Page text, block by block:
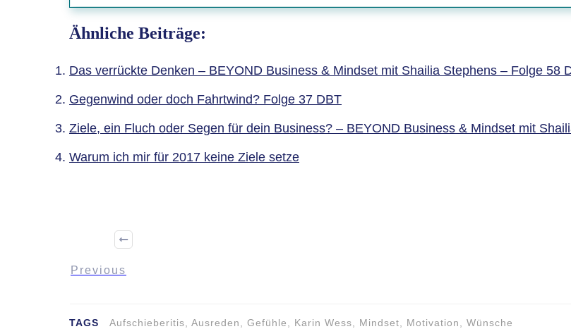
Ähnliche Beiträge:
Das verrückte Denken – BEYOND Business & Mindset mit Shailia Stephens – Folge 58
Gegenwind oder doch Fahrtwind? Folge 37 DBT
Ziele, ein Fluch oder Segen für dein Business? – BEYOND Business & Mindset mit
Warum ich mir für 2017 keine Ziele setze
Previous
TAGS Aufschieberitis, Ausreden, Gefühle, Karin Wess, Mindset, Motivation, Wünsche